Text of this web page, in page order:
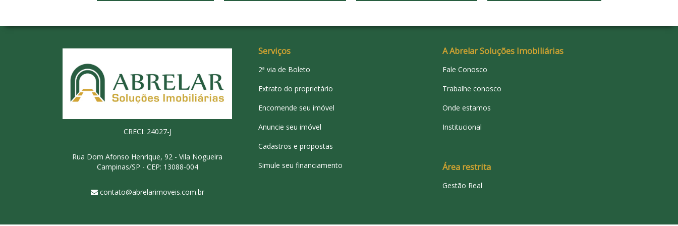
CRECI: 24027-J
Rua Dom Afonso Henrique, 92 - Vila Nogueira
Campinas/SP - CEP: 13088-004
contato@abrelarimoveis.com.br
Serviços
2ª via de Boleto
Extrato do proprietário
Encomende seu imóvel
Anuncie seu imóvel
Cadastros e propostas
Simule seu financiamento
A Abrelar Soluções Imobiliárias
Fale Conosco
Trabalhe conosco
Onde estamos
Institucional
Área restrita
Gestão Real